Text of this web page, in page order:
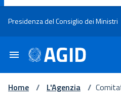
Presidenza del Consiglio dei Ministri
intervento
Piattaforme
e
tecnologie
Home / L'Agenzia /